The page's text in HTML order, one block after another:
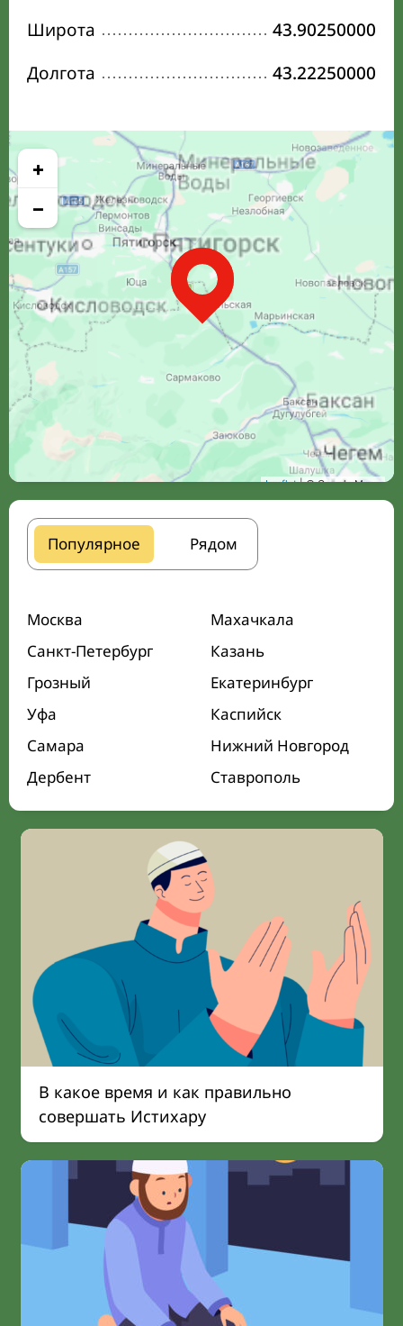
Широта
43.90250000
Долгота
43.22250000
+
−
Leaflet| © Google Maps
Популярное Рядом
Москва
Махачкала
Санкт-Петербург
Казань
Грозный
Екатеринбург
Уфа
Каспийск
Самара
Нижний Новгород
Дербент
Ставрополь
В какое время и как правильно
совершать Истихару